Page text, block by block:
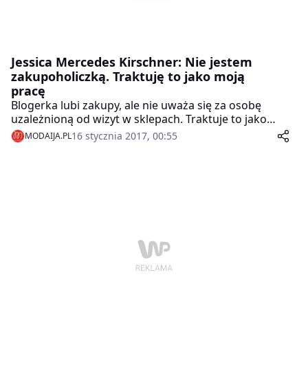
Jessica Mercedes Kirschner: Nie jestem
zakupoholiczką. Traktuję to jako moją
pracę
Blogerka lubi zakupy, ale nie uważa się za osobę
uzależnioną od wizyt w sklepach. Traktuje to jako
istotny element swojej pracy. Najchętniej kupuje
ubrania na początku sezonu, gdy w sklepach można
MODAIJA.PL16 stycznia 2017, 00:55